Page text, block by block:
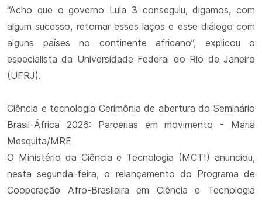
“Acho que o governo Lula 3 conseguiu, digamos, com
algum sucesso, retomar esses laços e esse diálogo com
alguns países no continente africano”, explicou o
especialista da Universidade Federal do Rio de Janeiro
(UFRJ).
Ciência e tecnologia Cerimônia de abertura do Seminário
Brasil-África 2026: Parcerias em movimento - Maria
Mesquita/MRE
O Ministério da Ciência e Tecnologia (MCTI) anunciou,
nesta segunda-feira, o relançamento do Programa de
Cooperação Afro-Brasileira em Ciência e Tecnologia